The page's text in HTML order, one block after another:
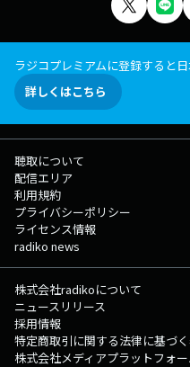
ラジコプレミアムに登録すると
詳しくはこちら
聴取について
配信エリア
利用規約
プライバシーポリシー
ライセンス情報
radiko news
株式会社radikoについて
ニュースリリース
採用情報
特定商取引に関する法律に基づ
株式会社メディアプラットフォ